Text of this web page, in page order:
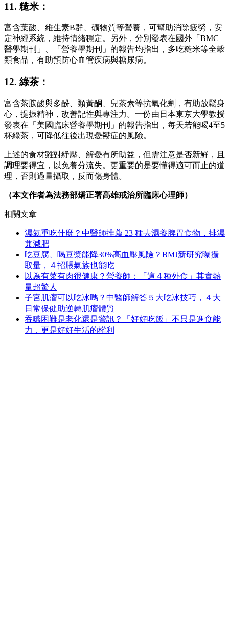
11. 糙米：
富含葉酸、維生素B群、礦物質等營養，可幫助消除疲勞，安
定神經系統，維持情緒穩定。另外，分別發表在國外「BMC
醫學期刊」、「營養學期刊」的報告均指出，多吃糙米等全穀
類食品，有助預防心血管疾病與糖尿病。
12. 綠茶：
富含茶胺酸與多酚、類黃酮、兒茶素等抗氧化劑，有助放鬆身
心，提振精神，改善記性與專注力。一份由日本東京大學教授
發表在「美國臨床營養學期刊」的報告指出，每天若能喝4至5
杯綠茶，可降低往後出現憂鬱症的風險。
上述的食材雖對紓壓、解憂有所助益，但需注意是否新鮮，且
調理要得宜，以免養分流失。更重要的是要懂得適可而止的道
理，否則過量攝取，反而傷身體。
（本文作者為法務部矯正署高雄戒治所臨床心理師）
相關文章
濕氣重吃什麼？中醫師推薦 23 種去濕養脾胃食物，排濕
兼減肥
吃豆腐、喝豆漿能降30%高血壓風險？BMJ新研究曝攝
取量，４招脹氣族也能吃
以為有菜有肉很健康？營養師：「這４種外食」其實熱
量超驚人
子宮肌瘤可以吃冰嗎？中醫師解答５大吃冰技巧，４大
日常保健助逆轉肌瘤體質
吞嚥困難是老化還是警訊？「好好吃飯」不只是進食能
力，更是好好生活的權利